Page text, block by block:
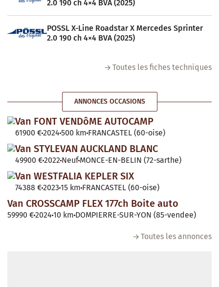
2.0 190 ch 4×4 BVA (2025)
POSSL X-Line Roadstar X Mercedes Sprinter
2.0 190 ch 4×4 BVA (2025)
Toutes les fiches techniques
ANNONCES OCCASIONS
Van FONT VENDôME AUTOCAMP
61900 €2024 500 km FRANCASTEL (60-oise)
Van STYLEVAN AUCKLAND BLANC
49900 €2022 Neuf MONCE-EN-BELIN (72-sarthe)
Van WESTFALIA KEPLER SIX
74388 €2023 15 km FRANCASTEL (60-oise)
Van CROSSCAMP FLEX 177ch Boite auto
59990 €2024 10 km DOMPIERRE-SUR-YON (85-vendee)
Toutes les annonces